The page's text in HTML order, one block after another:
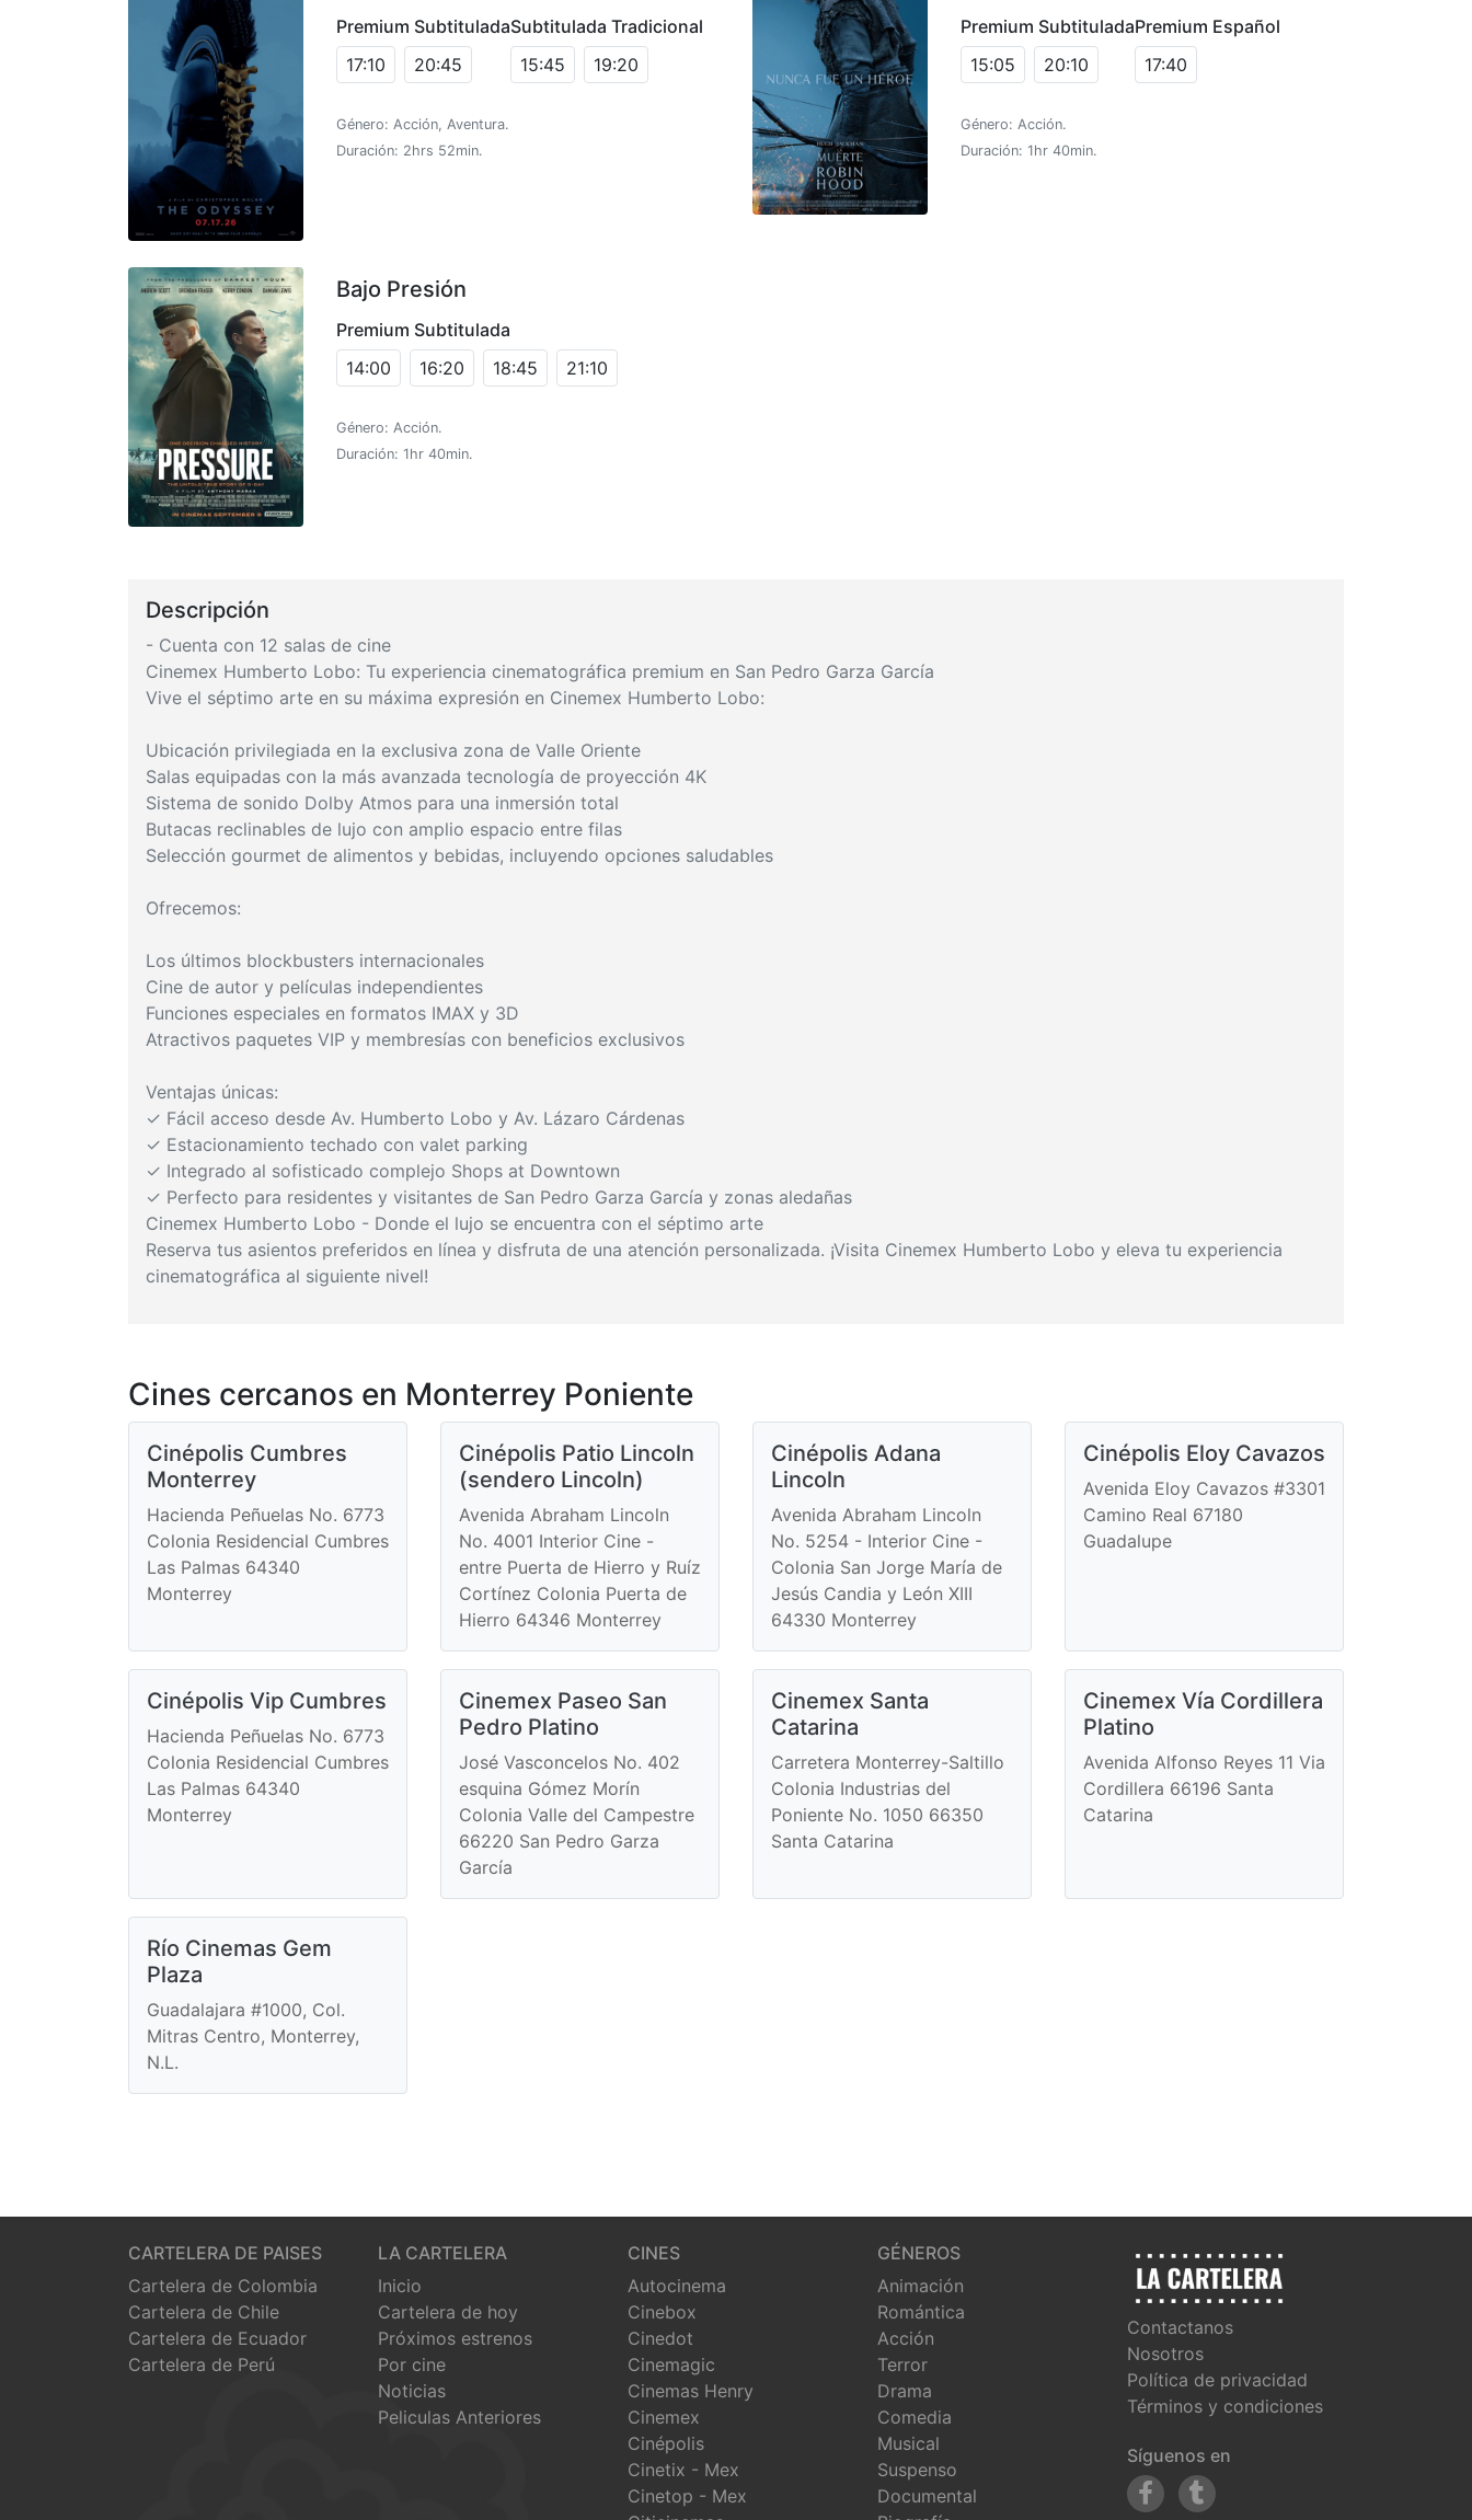
Premium Subtitulada
17:10
20:45
Subtitulada Tradicional
15:45
19:20
Género: Acción, Aventura.
Duración: 2hrs 52min.
Premium Subtitulada
15:05
20:10
Premium Español
17:40
Género: Acción.
Duración: 1hr 40min.
Bajo Presión
Premium Subtitulada
14:00
16:20 18:45 21:10
Género: Acción.
Duración: 1hr 40min.
Descripción
- Cuenta con 12 salas de cine
Cinemex Humberto Lobo: Tu experiencia cinematográfica premium en San Pedro Garza García
Vive el séptimo arte en su máxima expresión en Cinemex Humberto Lobo:
Ubicación privilegiada en la exclusiva zona de Valle Oriente
Salas equipadas con la más avanzada tecnología de proyección 4K
Sistema de sonido Dolby Atmos para una inmersión total
Butacas reclinables de lujo con amplio espacio entre filas
Selección gourmet de alimentos y bebidas, incluyendo opciones saludables
Ofrecemos:
Los últimos blockbusters internacionales
Cine de autor y películas independientes
Funciones especiales en formatos IMAX y 3D
Atractivos paquetes VIP y membresías con beneficios exclusivos
Ventajas únicas:
✓ Fácil acceso desde Av. Humberto Lobo y Av. Lázaro Cárdenas
✓ Estacionamiento techado con valet parking
✓ Integrado al sofisticado complejo Shops at Downtown
✓ Perfecto para residentes y visitantes de San Pedro Garza García y zonas aledañas
Cinemex Humberto Lobo - Donde el lujo se encuentra con el séptimo arte
Reserva tus asientos preferidos en línea y disfruta de una atención personalizada. ¡Visita Cinemex Humberto Lobo y eleva tu experiencia
cinematográfica al siguiente nivel!
Cines cercanos en Monterrey Poniente
Cinépolis Cumbres
Monterrey
Hacienda Peñuelas No. 6773
Colonia Residencial Cumbres
Las Palmas 64340
Monterrey
Cinépolis Patio Lincoln
(sendero Lincoln)
Avenida Abraham Lincoln
No. 4001 Interior Cine -
entre Puerta de Hierro y Ruíz
Cortínez Colonia Puerta de
Hierro 64346 Monterrey
Cinépolis Adana
Lincoln
Avenida Abraham Lincoln
No. 5254 - Interior Cine -
Colonia San Jorge María de
Jesús Candia y León XIII
64330 Monterrey
Cinépolis Eloy Cavazos
Avenida Eloy Cavazos #3301
Camino Real 67180
Guadalupe
Cinépolis Vip Cumbres
Hacienda Peñuelas No. 6773
Colonia Residencial Cumbres
Las Palmas 64340
Monterrey
Cinemex Paseo San
Pedro Platino
José Vasconcelos No. 402
esquina Gómez Morín
Colonia Valle del Campestre
66220 San Pedro Garza
García
Cinemex Santa
Catarina
Carretera Monterrey-Saltillo
Colonia Industrias del
Poniente No. 1050 66350
Santa Catarina
Cinemex Vía Cordillera
Platino
Avenida Alfonso Reyes 11 Via
Cordillera 66196 Santa
Catarina
Río Cinemas Gem
Plaza
Guadalajara #1000, Col.
Mitras Centro, Monterrey,
N.L.
CARTELERA DE PAISES
Cartelera de Colombia
Cartelera de Chile
Cartelera de Ecuador
Cartelera de Perú
LA CARTELERA
Inicio
Cartelera de hoy
Próximos estrenos
Por cine
Noticias
Peliculas Anteriores
CINES
Autocinema
Cinebox
Cinedot
Cinemagic
Cinemas Henry
Cinemex
Cinépolis
Cinetix - Mex
Cinetop - Mex
GÉNEROS
Animación
Romántica
Acción
Terror
Drama
Comedia
Musical
Suspenso
Documental
Contactanos
Nosotros
Política de privacidad
Términos y condiciones
Síguenos en